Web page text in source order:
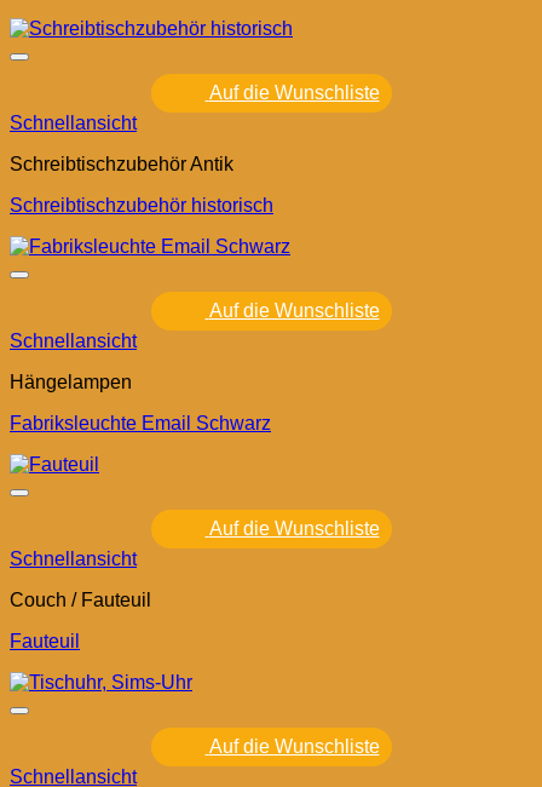
Auf die Wunschliste
Schnellansicht
Schreibtischzubehör Antik
Schreibtischzubehör historisch
Auf die Wunschliste
Schnellansicht
Hängelampen
Fabriksleuchte Email Schwarz
Auf die Wunschliste
Schnellansicht
Couch / Fauteuil
Fauteuil
Auf die Wunschliste
Schnellansicht